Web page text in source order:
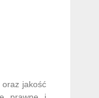
oraz jakość